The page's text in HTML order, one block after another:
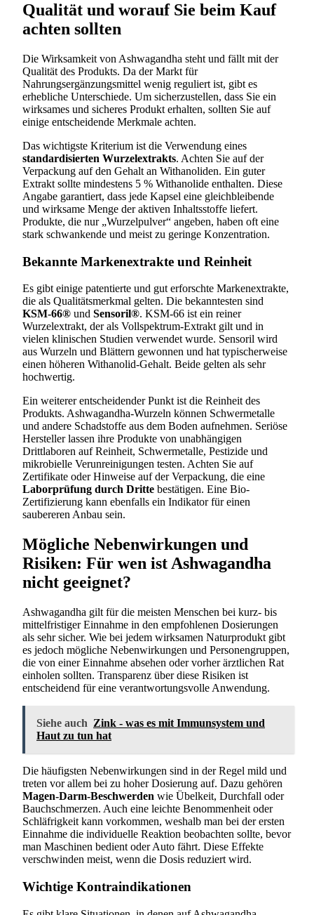
Qualität und worauf Sie beim Kauf
achten sollten
Die Wirksamkeit von Ashwagandha steht und fällt mit der
Qualität des Produkts. Da der Markt für
Nahrungsergänzungsmittel wenig reguliert ist, gibt es
erhebliche Unterschiede. Um sicherzustellen, dass Sie ein
wirksames und sicheres Produkt erhalten, sollten Sie auf
einige entscheidende Merkmale achten.
Das wichtigste Kriterium ist die Verwendung eines
standardisierten Wurzelextrakts. Achten Sie auf der
Verpackung auf den Gehalt an Withanoliden. Ein guter
Extrakt sollte mindestens 5 % Withanolide enthalten. Diese
Angabe garantiert, dass jede Kapsel eine gleichbleibende
und wirksame Menge der aktiven Inhaltsstoffe liefert.
Produkte, die nur „Wurzelpulver“ angeben, haben oft eine
stark schwankende und meist zu geringe Konzentration.
Bekannte Markenextrakte und Reinheit
Es gibt einige patentierte und gut erforschte Markenextrakte,
die als Qualitätsmerkmal gelten. Die bekanntesten sind
KSM-66® und Sensoril®. KSM-66 ist ein reiner
Wurzelextrakt, der als Vollspektrum-Extrakt gilt und in
vielen klinischen Studien verwendet wurde. Sensoril wird
aus Wurzeln und Blättern gewonnen und hat typischerweise
einen höheren Withanolid-Gehalt. Beide gelten als sehr
hochwertig.
Ein weiterer entscheidender Punkt ist die Reinheit des
Produkts. Ashwagandha-Wurzeln können Schwermetalle
und andere Schadstoffe aus dem Boden aufnehmen. Seriöse
Hersteller lassen ihre Produkte von unabhängigen
Drittlaboren auf Reinheit, Schwermetalle, Pestizide und
mikrobielle Verunreinigungen testen. Achten Sie auf
Zertifikate oder Hinweise auf der Verpackung, die eine
Laborprüfung durch Dritte bestätigen. Eine Bio-
Zertifizierung kann ebenfalls ein Indikator für einen
saubereren Anbau sein.
Mögliche Nebenwirkungen und
Risiken: Für wen ist Ashwagandha
nicht geeignet?
Ashwagandha gilt für die meisten Menschen bei kurz- bis
mittelfristiger Einnahme in den empfohlenen Dosierungen
als sehr sicher. Wie bei jedem wirksamen Naturprodukt gibt
es jedoch mögliche Nebenwirkungen und Personengruppen,
die von einer Einnahme absehen oder vorher ärztlichen Rat
einholen sollten. Transparenz über diese Risiken ist
entscheidend für eine verantwortungsvolle Anwendung.
Siehe auch Zink - was es mit Immunsystem und
Haut zu tun hat
Die häufigsten Nebenwirkungen sind in der Regel mild und
treten vor allem bei zu hoher Dosierung auf. Dazu gehören
Magen-Darm-Beschwerden wie Übelkeit, Durchfall oder
Bauchschmerzen. Auch eine leichte Benommenheit oder
Schläfrigkeit kann vorkommen, weshalb man bei der ersten
Einnahme die individuelle Reaktion beobachten sollte, bevor
man Maschinen bedient oder Auto fährt. Diese Effekte
verschwinden meist, wenn die Dosis reduziert wird.
Wichtige Kontraindikationen